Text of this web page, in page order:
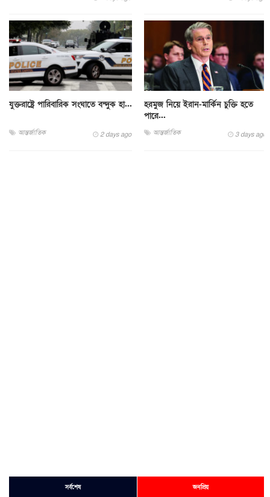
যুক্তরাষ্ট্রে পারিবারিক সংঘাতে বন্দুক হা...
আন্তর্জাতিক 2 days ago
হরমুজ নিয়ে ইরান-মার্কিন চুক্তি হতে
পারে...
আন্তর্জাতিক 3 days ago
সর্বশেষ জনপ্রিয়